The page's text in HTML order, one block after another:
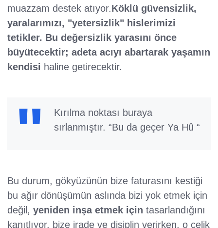
muazzam destek atıyor.Köklü güvensizlik,
yaralarımızı, "yetersizlik" hislerimizi
tetikler. Bu değersizlik yarasını önce
büyütecektir; adeta acıyı abartarak yaşamın
kendisi haline getirecektir.
Kırılma noktası buraya
sırlanmıştır. “Bu da geçer Ya Hû “
Bu durum, gökyüzünün bize faturasını kestiği
bu ağır dönüşümün aslında bizi yok etmek için
değil, yeniden inşa etmek için tasarlandığını
kanıtlıyor. bize irade ve disiplin verirken, o çelik